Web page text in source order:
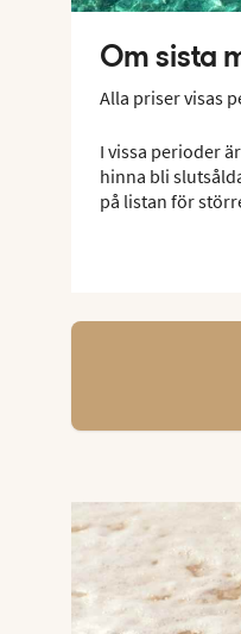
Om sista
Alla priser visas
I vissa perioder
hinna bli
på listan för